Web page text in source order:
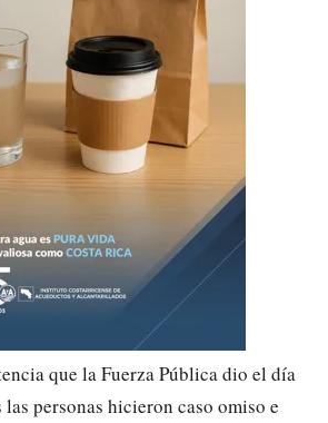
que la Fuerza Pública dio el día
las personas hicieron caso omiso e